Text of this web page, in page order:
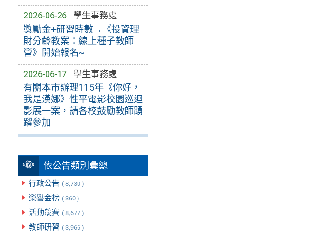
2026-06-26 學生事務處
獎勵金+研習時數→《投資理
財分齡教案：線上種子教師
營》開始報名~
2026-06-17 學生事務處
有關本市辦理115年《你好，
我是漢娜》性平電影校園巡迴
影展一案，請各校鼓勵教師踴
躍參加
依公告類別彙總
行政公告 ( 8,730 )
榮譽金榜 ( 360 )
活動競賽 ( 8,677 )
教師研習 ( 3,966 )